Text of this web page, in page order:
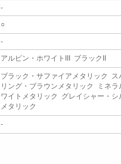
-
○
-
アルピン・ホワイトIII ブラックII
ブラック・サファイアメタリック ス
リング・ブラウンメタリック ミネラ
ワイトメタリック グレイシャー・シ
メタリック
-